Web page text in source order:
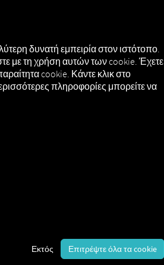
δυνατή εμπειρία στον ιστότοπο.
με τη χρήση αυτών των cookie. Έχετε
cookie. Κάντε κλικ στο
πληροφορίες μπορείτε να
Εκτός Επιτρέψτε όλα τα cookie